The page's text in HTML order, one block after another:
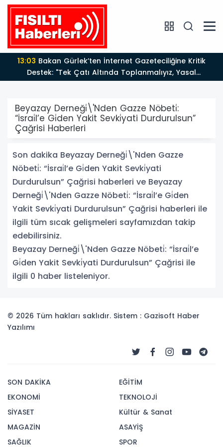
13:03
Destek: "Tek Çatı Altında Toplanmalıyız, Yasal
Düzenlemeye Hazırız"
Beyazay Derneği̇\'Nden Gazze Nöbeti̇:
“İsrai̇l’e Gi̇den Yakit Sevki̇yati Durdurulsun”
Çağrisi Haberleri
Son dakika Beyazay Derneği̇\'Nden Gazze
Nöbeti̇: “İsrai̇l’e Gi̇den Yakit Sevki̇yati
Durdurulsun” Çağrisi haberleri ve Beyazay
Derneği̇\'Nden Gazze Nöbeti̇: “İsrai̇l’e Gi̇den
Yakit Sevki̇yati Durdurulsun” Çağrisi haberleri ile
ilgili tüm sıcak gelişmeleri sayfamızdan takip
edebilirsiniz.
Beyazay Derneği̇\'Nden Gazze Nöbeti̇: “İsrai̇l’e
Gi̇den Yakit Sevki̇yati Durdurulsun” Çağrisi ile
ilgili 0 haber listeleniyor.
© 2026 Tüm hakları saklıdır. Sistem : Gazisoft Haber
Yazılımı
SON DAKİKA
EKONOMİ
SİYASET
MAGAZİN
SAĞLIK
EĞİTİM
TEKNOLOJİ
Kültür & Sanat
ASAYİŞ
SPOR